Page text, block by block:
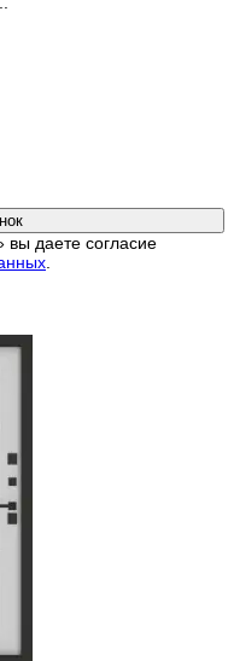
вы даете согласие